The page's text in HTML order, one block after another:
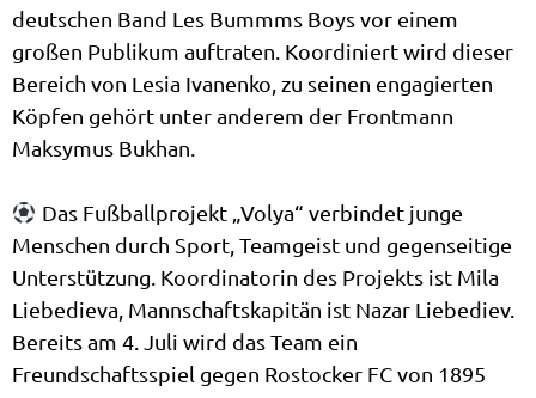
deutschen Band Les Bummms Boys vor einem
großen Publikum auftraten. Koordiniert wird dieser
Bereich von Lesia Ivanenko, zu seinen engagierten
Köpfen gehört unter anderem der Frontmann
Maksymus Bukhan.
Das Fußballprojekt „Volya“ verbindet junge
Menschen durch Sport, Teamgeist und gegenseitige
Unterstützung. Koordinatorin des Projekts ist Mila
Liebedieva, Mannschaftskapitän ist Nazar Liebediev.
Bereits am 4. Juli wird das Team ein
Freundschaftsspiel gegen Rostocker FC von 1895